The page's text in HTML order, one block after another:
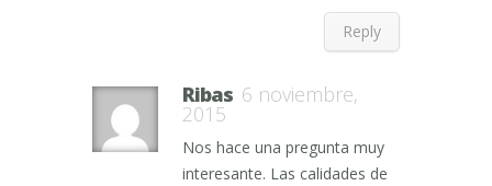
Reply
Ribas 6 noviembre,
2015
Nos hace una pregunta muy
interesante. Las calidades de